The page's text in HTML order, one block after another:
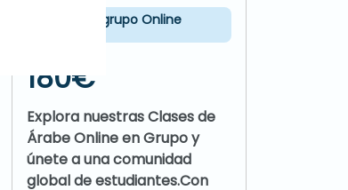
Cursos de grupo Online
180€
Explora nuestras Clases de
Árabe Online en Grupo y
únete a una comunidad
global de estudiantes.Con